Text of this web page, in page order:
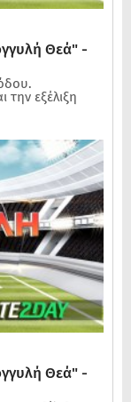
Θεά" -
εξέλιξη
Θεά" -